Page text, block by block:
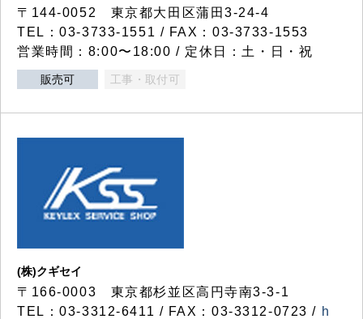
〒144-0052 東京都大田区蒲田3-24-4
TEL：03-3733-1551 / FAX：03-3733-1553
営業時間：8:00〜18:00 / 定休日：土・日・祝
販売可 工事・取付可
(株)クギセイ
〒166-0003 東京都杉並区高円寺南3-3-1
TEL：03-3312-6411 / FAX：03-3312-0723 / h